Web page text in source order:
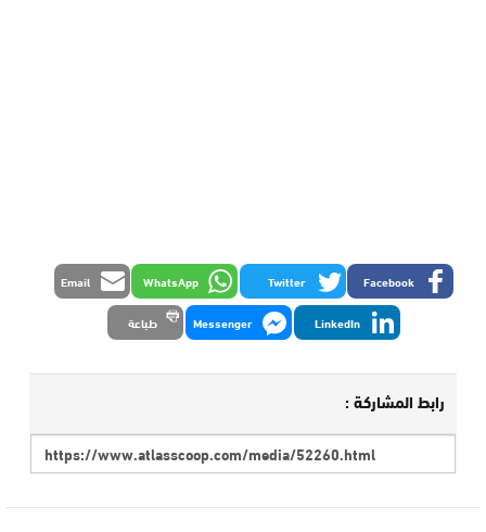
Facebook
Twitter
WhatsApp
Email
LinkedIn
Messenger طباعة
رابط المشاركة :